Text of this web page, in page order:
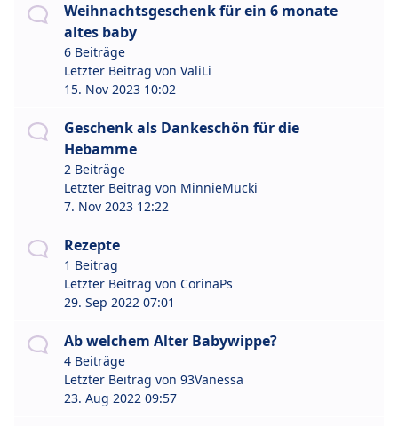
Weihnachtsgeschenk für ein 6 monate
altes baby
6 Beiträge
Letzter Beitrag von ValiLi
15. Nov 2023 10:02
Geschenk als Dankeschön für die
Hebamme
2 Beiträge
Letzter Beitrag von MinnieMucki
7. Nov 2023 12:22
Rezepte
1 Beitrag
Letzter Beitrag von CorinaPs
29. Sep 2022 07:01
Ab welchem Alter Babywippe?
4 Beiträge
Letzter Beitrag von 93Vanessa
23. Aug 2022 09:57